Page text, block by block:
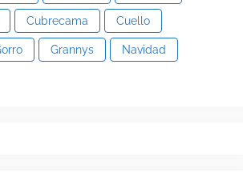
Cubrecama Cuello
Grannys Navidad